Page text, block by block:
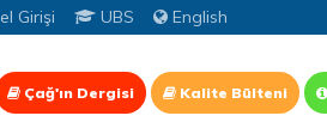
Girişi UBS English
Çağ'ın Dergisi Kalite Bülteni